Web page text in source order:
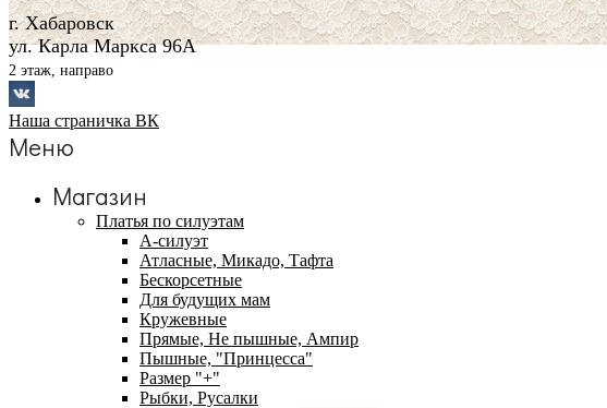
г. Хабаровск
ул. Карла Маркса 96А
2 этаж, направо
Наша страничка ВК
Меню
Магазин
Платья по силуэтам
А-силуэт
Атласные, Микадо, Тафта
Бескорсетные
Для будущих мам
Кружевные
Прямые, Не пышные, Ампир
Пышные, "Принцесса"
Размер "+"
Рыбки, Русалки